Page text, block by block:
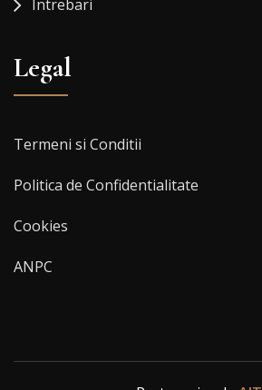
Intrebari
Legal
Termeni si Conditii
Politica de Confidentialitate
Cookies
ANPC